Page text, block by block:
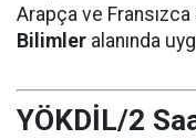
Arapça ve Fransızca
Bilimler alanında
YÖKDİL/2